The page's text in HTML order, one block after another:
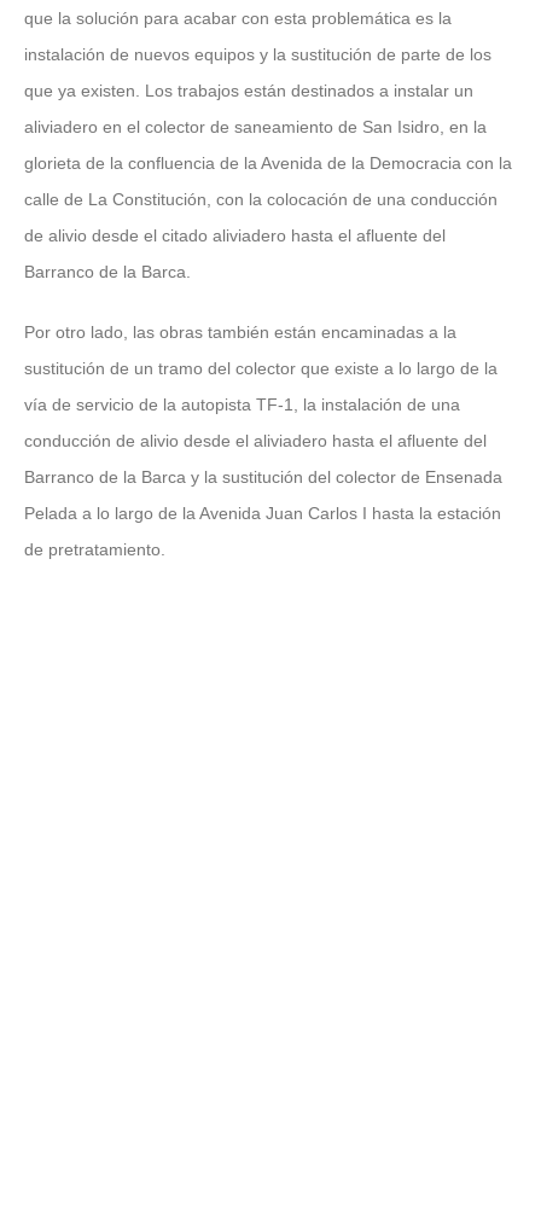
que la solución para acabar con esta problemática es la
instalación de nuevos equipos y la sustitución de parte de los
que ya existen. Los trabajos están destinados a instalar un
aliviadero en el colector de saneamiento de San Isidro, en la
glorieta de la confluencia de la Avenida de la Democracia con la
calle de La Constitución, con la colocación de una conducción
de alivio desde el citado aliviadero hasta el afluente del
Barranco de la Barca.
Por otro lado, las obras también están encaminadas a la
sustitución de un tramo del colector que existe a lo largo de la
vía de servicio de la autopista TF-1, la instalación de una
conducción de alivio desde el aliviadero hasta el afluente del
Barranco de la Barca y la sustitución del colector de Ensenada
Pelada a lo largo de la Avenida Juan Carlos I hasta la estación
de pretratamiento.